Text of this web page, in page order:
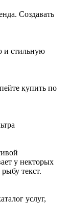
Создавать
и стильную
купить по
у некторых
текст.
услуг,